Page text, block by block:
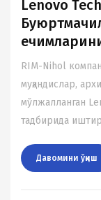
Lenovo
RIM-Nihol
муҳандислар,
мўлжалланган
тадбирида
Давомини ўқиш